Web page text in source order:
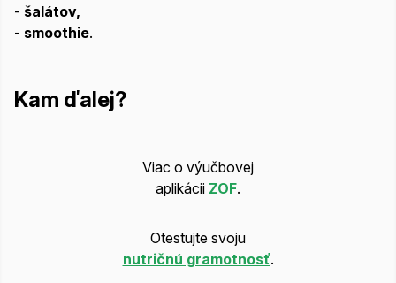
- šalátov,
- smoothie.
Kam ďalej?
Viac o výučbovej
aplikácii ZOF.
Otestujte svoju
nutričnú gramotnosť.